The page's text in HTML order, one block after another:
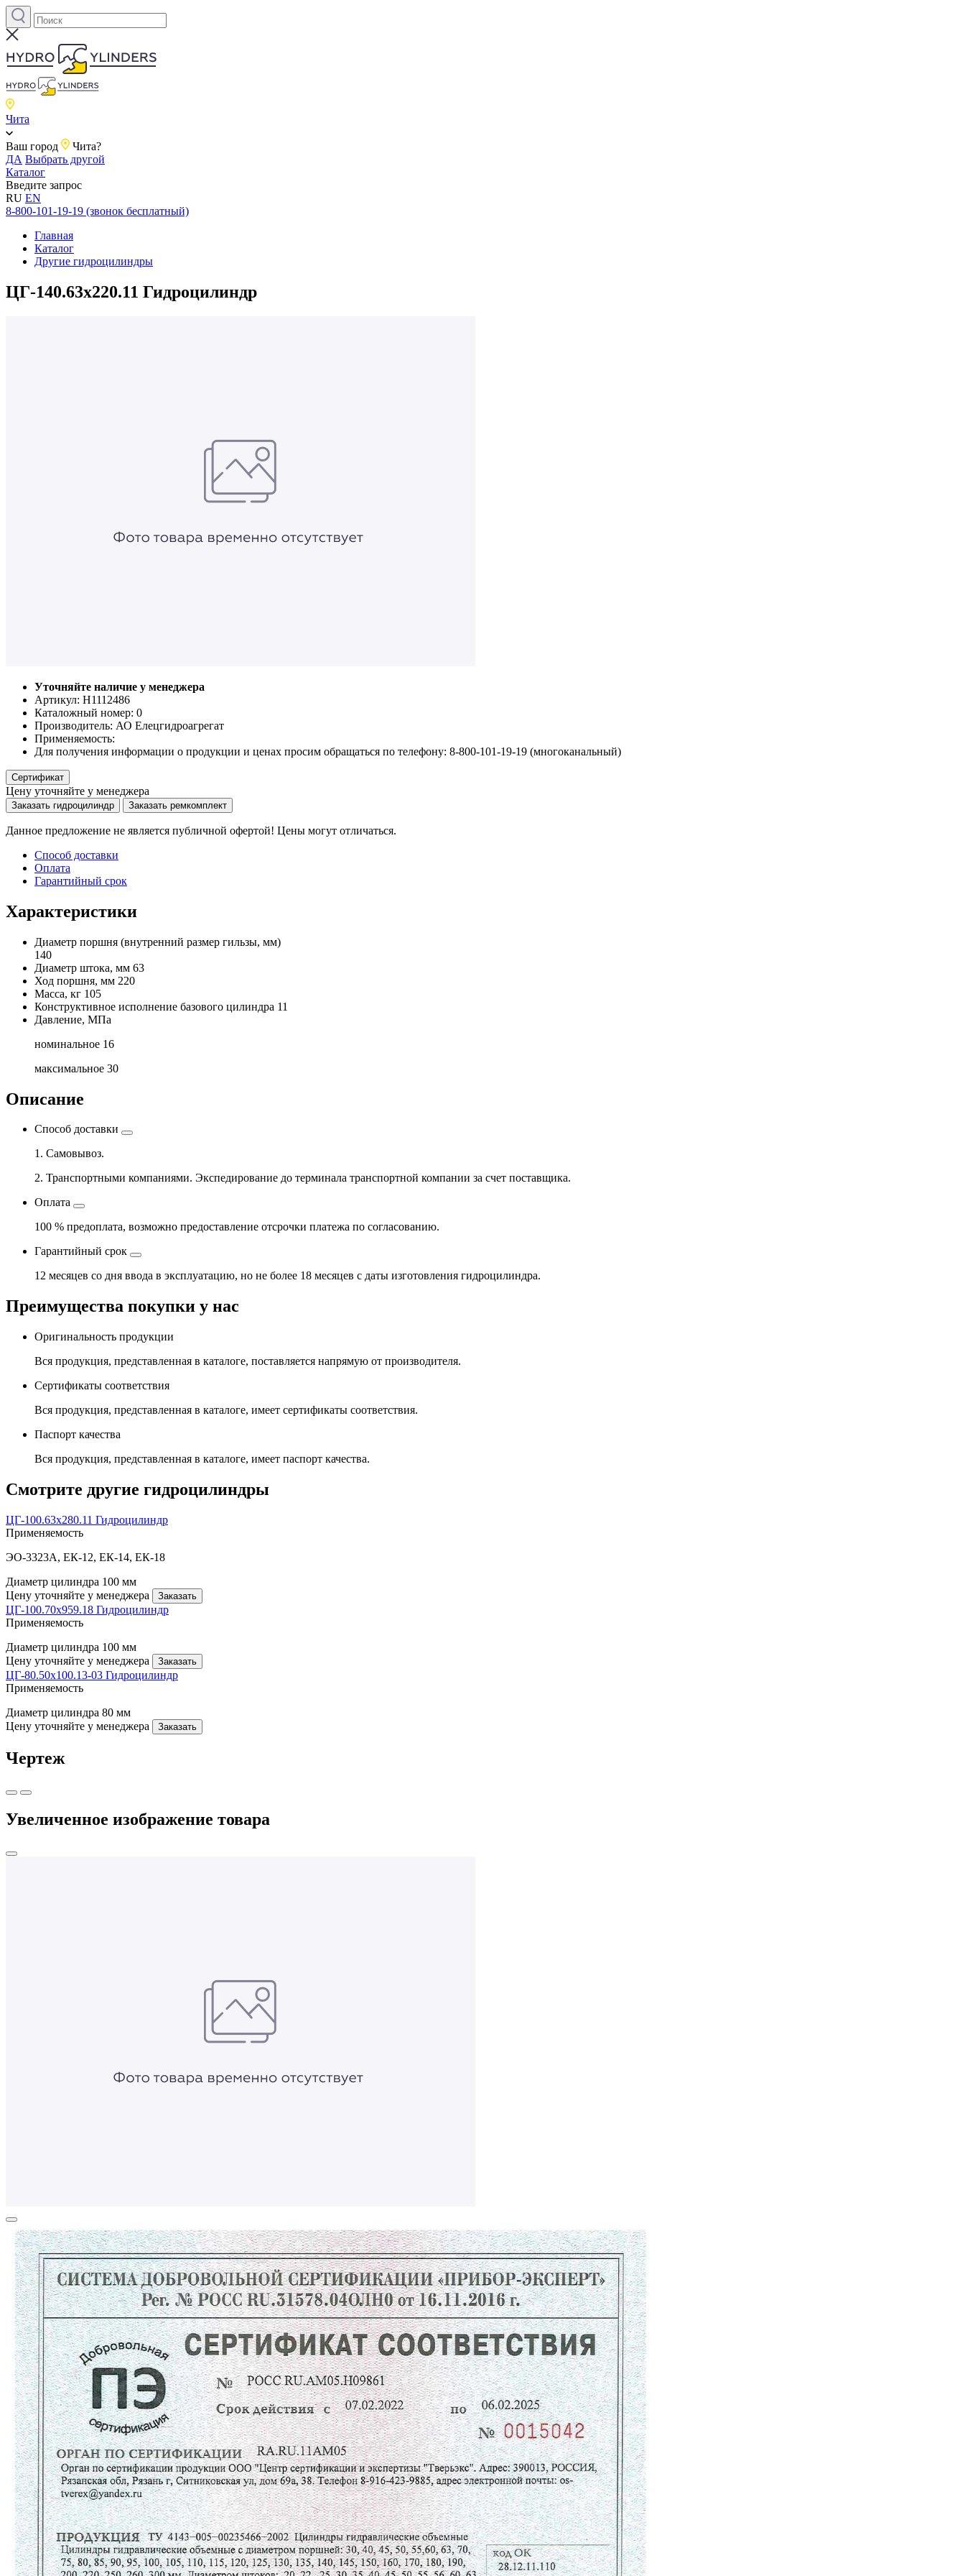
Чита
Ваш город
Чита?
ДА Выбрать другой
Каталог
Введите запрос
RU EN
8-800-101-19-19 (звонок бесплатный)
Главная
Каталог
Другие гидроцилиндры
ЦГ-140.63х220.11 Гидроцилиндр
Уточняйте наличие у менеджера
Артикул: Н1112486
Каталожный номер: 0
Производитель: АО Елецгидроагрегат
Применяемость:
Для получения информации о продукции и ценах просим обращаться по телефону: 8-800-101-19-19 (многоканальный)
Сертификат
Цену уточняйте у менеджера
Заказать гидроцилиндр Заказать ремкомплект
Данное предложение не является публичной офертой! Цены могут отличаться.
Способ доставки
Оплата
Гарантийный срок
Характеристики
Диаметр поршня (внутренний размер гильзы, мм)
140
Диаметр штока, мм 63
Ход поршня, мм 220
Масса, кг 105
Конструктивное исполнение базового цилиндра 11
Давление, МПа
номинальное 16
максимальное 30
Описание
Способ доставки
1. Самовывоз.
2. Транспортными компаниями. Экспедирование до терминала транспортной компании за счет поставщика.
Оплата
100 % предоплата, возможно предоставление отсрочки платежа по согласованию.
Гарантийный срок
12 месяцев со дня ввода в эксплуатацию, но не более 18 месяцев с даты изготовления гидроцилиндра.
Преимущества покупки у нас
Оригинальность продукции
Вся продукция, представленная в каталоге, поставляется напрямую от производителя.
Сертификаты соответствия
Вся продукция, представленная в каталоге, имеет сертификаты соответствия.
Паспорт качества
Вся продукция, представленная в каталоге, имеет паспорт качества.
Смотрите другие гидроцилиндры
ЦГ-100.63х280.11 Гидроцилиндр
Применяемость
ЭО-3323А, ЕК-12, ЕК-14, ЕК-18
Диаметр цилиндра 100 мм
Цену уточняйте у менеджера
Заказать
ЦГ-100.70х959.18 Гидроцилиндр
Применяемость
Диаметр цилиндра 100 мм
Цену уточняйте у менеджера
Заказать
ЦГ-80.50х100.13-03 Гидроцилиндр
Применяемость
Диаметр цилиндра 80 мм
Цену уточняйте у менеджера
Заказать
Чертеж
Увеличенное изображение товара